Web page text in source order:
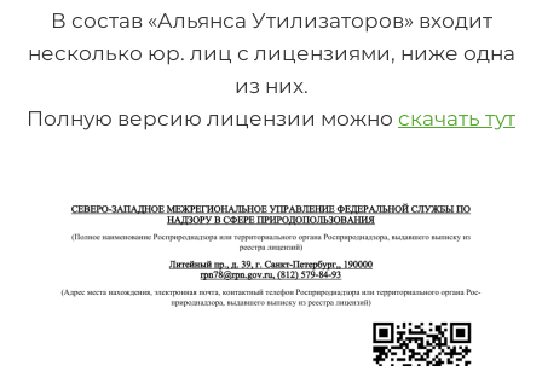
В состав «Альянса Утилизаторов» входит
несколько юр. лиц с лицензиями, ниже одна
из них.
Полную версию лицензии можно скачать тут